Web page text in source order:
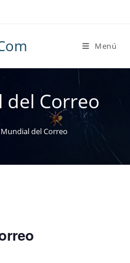
Menú
del Correo
Mundial del Correo